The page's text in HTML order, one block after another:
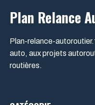
Plan Relance
Plan-relance-
auto, aux projets
routières.